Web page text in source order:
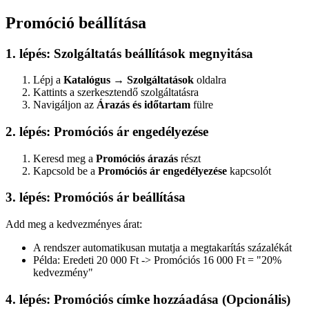
Promóció beállítása
1. lépés: Szolgáltatás beállítások megnyitása
Lépj a Katalógus → Szolgáltatások oldalra
Kattints a szerkesztendő szolgáltatásra
Navigáljon az Árazás és időtartam fülre
2. lépés: Promóciós ár engedélyezése
Keresd meg a Promóciós árazás részt
Kapcsold be a Promóciós ár engedélyezése kapcsolót
3. lépés: Promóciós ár beállítása
Add meg a kedvezményes árat:
A rendszer automatikusan mutatja a megtakarítás százalékát
Példa: Eredeti 20 000 Ft -> Promóciós 16 000 Ft = "20%
kedvezmény"
4. lépés: Promóciós címke hozzáadása (Opcionális)